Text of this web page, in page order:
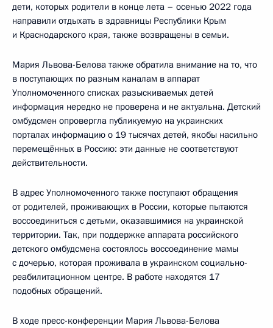
дети, которых родители в конце лета – осенью 2022 года
направили отдыхать в здравницы Республики Крым
и Краснодарского края, также возвращены в семьи.
Мария Львова-Белова также обратила внимание на то, что
в поступающих по разным каналам в аппарат
Уполномоченного списках разыскиваемых детей
информация нередко не проверена и не актуальна. Детский
омбудсмен опровергла публикуемую на украинских
порталах информацию о 19 тысячах детей, якобы насильно
перемещённых в Россию: эти данные не соответствуют
действительности.
В адрес Уполномоченного также поступают обращения
от родителей, проживающих в России, которые пытаются
воссоединиться с детьми, оказавшимися на украинской
территории. Так, при поддержке аппарата российского
детского омбудсмена состоялось воссоединение мамы
с дочерью, которая проживала в украинском социально-
реабилитационном центре. В работе находятся 17
подобных обращений.
В ходе пресс-конференции Мария Львова-Белова